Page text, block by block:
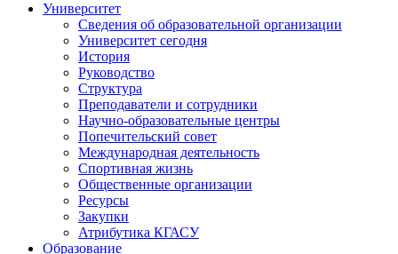
Университет
Сведения об образовательной организации
Университет сегодня
История
Руководство
Структура
Преподаватели и сотрудники
Научно-образовательные центры
Попечительский совет
Международная деятельность
Спортивная жизнь
Общественные организации
Ресурсы
Закупки
Атрибутика КГАСУ
Образование